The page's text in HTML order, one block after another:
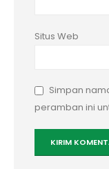
Situs Web
Simpan
peramban ini